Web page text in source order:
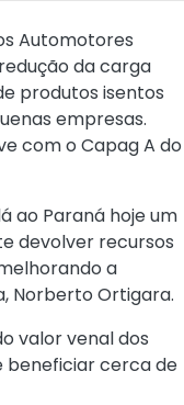
Automotores
da carga
produtos isentos
empresas.
com o Capag A do
ao Paraná hoje um
devolver recursos
a
Norberto Ortigara.
valor venal dos
beneficiar cerca de